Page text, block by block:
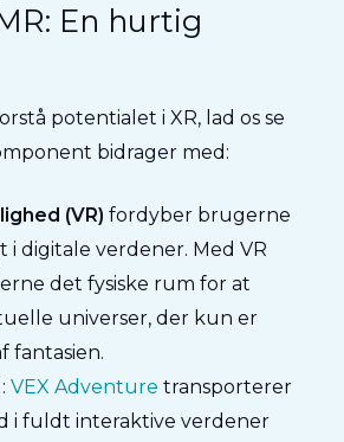
En hurtig
potentialet i XR, lad os se
bidrager med:
(VR) fordyber brugerne
digitale verdener. Med VR
det fysiske rum for at
universer, der kun er
fantasien.
VEX Adventure transporterer
i fuldt interaktive verdener